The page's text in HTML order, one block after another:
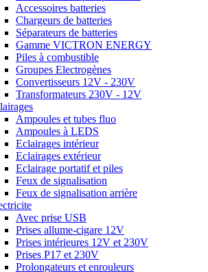
Accessoires batteries
Chargeurs de batteries
Séparateurs de batteries
Gamme VICTRON ENERGY
Piles à combustible
Groupes Electrogènes
Convertisseurs 12V - 230V
Transformateurs 230V - 12V
Ampoules et tubes fluo
Ampoules à LEDS
Eclairages intérieur
Eclairages extérieur
Eclairage portatif et piles
Feux de signalisation
Feux de signalisation arrière
Avec prise USB
Prises allume-cigare 12V
Prises intérieures 12V et 230V
Prises P17 et 230V
Prolongateurs et enrouleurs